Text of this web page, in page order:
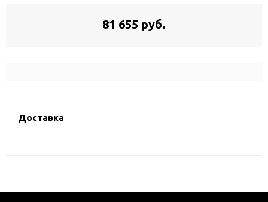
81 655 руб.
Доставка